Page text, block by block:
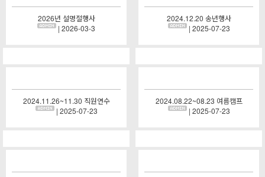
2026년 설명절행사
| 2026-03-3
2024.12.20 송년행사
| 2025-07-23
2024.11.26~11.30 직원연수
| 2025-07-23
2024.08.22~08.23 여름캠프
| 2025-07-23